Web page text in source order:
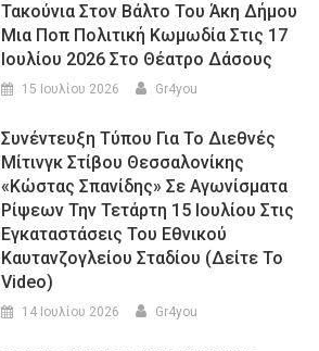
Τακούνια Στον Βάλτο Του Άκη Δήμου
Μια Ποπ Πολιτική Κωμωδία Στις 17
Ιουλίου 2026 Στο Θέατρο Δάσους
15 Ιουλίου 2026 Gr4you
Συνέντευξη Τύπου Για Το Διεθνές
Μίτινγκ Στίβου Θεσσαλονίκης
«Κώστας Σπανίδης» Σε Αγωνίσματα
Ρίψεων Την Τετάρτη 15 Ιουλίου Στις
Εγκαταστάσεις Του Εθνικού
Καυτανζογλείου Σταδίου (Δείτε Το
Video)
14 Ιουλίου 2026 Gr4you